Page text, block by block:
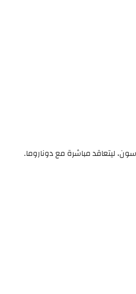
ليتعاقد مباشرة مع دوناروما.